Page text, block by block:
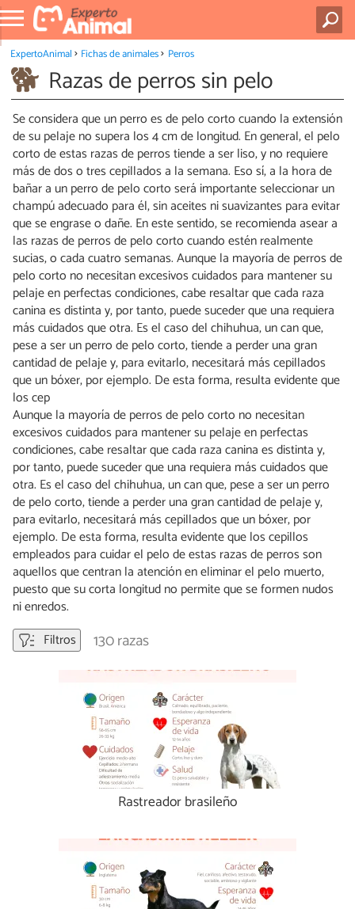
ExpertoAnimal Fichas de animales Perros
Razas de perros sin pelo
Se considera que un perro es de pelo corto cuando la extensión
de su pelaje no supera los 4 cm de longitud. En general, el pelo
corto de estas razas de perros tiende a ser liso, y no requiere
más de dos o tres cepillados a la semana. Eso sí, a la hora de
bañar a un perro de pelo corto será importante seleccionar un
champú adecuado para él, sin aceites ni suavizantes para evitar
que se engrase o dañe. En este sentido, se recomienda asear a
las razas de perros de pelo corto cuando estén realmente
sucias, o cada cuatro semanas. Aunque la mayoría de perros de
pelo corto no necesitan excesivos cuidados para mantener su
pelaje en perfectas condiciones, cabe resaltar que cada raza
canina es distinta y, por tanto, puede suceder que una requiera
más cuidados que otra. Es el caso del chihuhua, un can que,
pese a ser un perro de pelo corto, tiende a perder una gran
cantidad de pelaje y, para evitarlo, necesitará más cepillados
que un bóxer, por ejemplo. De esta forma, resulta evidente que
los cep
Aunque la mayoría de perros de pelo corto no necesitan
excesivos cuidados para mantener su pelaje en perfectas
condiciones, cabe resaltar que cada raza canina es distinta y,
por tanto, puede suceder que una requiera más cuidados que
otra. Es el caso del chihuhua, un can que, pese a ser un perro
de pelo corto, tiende a perder una gran cantidad de pelaje y,
para evitarlo, necesitará más cepillados que un bóxer, por
ejemplo. De esta forma, resulta evidente que los cepillos
empleados para cuidar el pelo de estas razas de perros son
aquellos que centran la atención en eliminar el pelo muerto,
puesto que su corta longitud no permite que se formen nudos
ni enredos.
Filtros
130 razas
Rastreador brasileño